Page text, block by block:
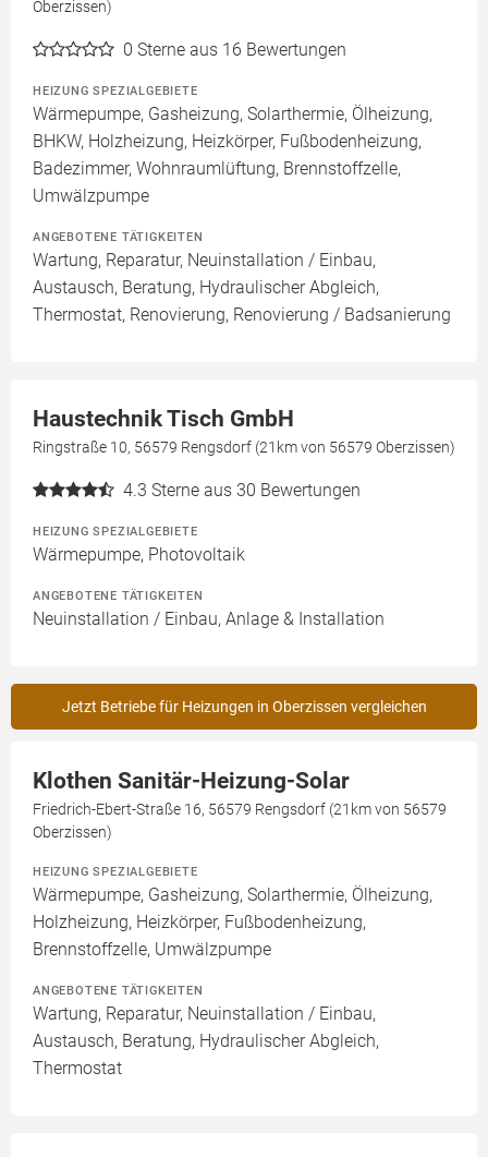
Oberzissen)
0 Sterne aus 16 Bewertungen
HEIZUNG SPEZIALGEBIETE
Wärmepumpe, Gasheizung, Solarthermie, Ölheizung,
BHKW, Holzheizung, Heizkörper, Fußbodenheizung,
Badezimmer, Wohnraumlüftung, Brennstoffzelle,
Umwälzpumpe
ANGEBOTENE TÄTIGKEITEN
Wartung, Reparatur, Neuinstallation / Einbau,
Austausch, Beratung, Hydraulischer Abgleich,
Thermostat, Renovierung, Renovierung / Badsanierung
Haustechnik Tisch GmbH
Ringstraße 10, 56579 Rengsdorf (21km von 56579 Oberzissen)
4.3 Sterne aus 30 Bewertungen
HEIZUNG SPEZIALGEBIETE
Wärmepumpe, Photovoltaik
ANGEBOTENE TÄTIGKEITEN
Neuinstallation / Einbau, Anlage & Installation
Jetzt Betriebe für Heizungen in Oberzissen vergleichen
Klothen Sanitär-Heizung-Solar
Friedrich-Ebert-Straße 16, 56579 Rengsdorf (21km von 56579
Oberzissen)
HEIZUNG SPEZIALGEBIETE
Wärmepumpe, Gasheizung, Solarthermie, Ölheizung,
Holzheizung, Heizkörper, Fußbodenheizung,
Brennstoffzelle, Umwälzpumpe
ANGEBOTENE TÄTIGKEITEN
Wartung, Reparatur, Neuinstallation / Einbau,
Austausch, Beratung, Hydraulischer Abgleich,
Thermostat